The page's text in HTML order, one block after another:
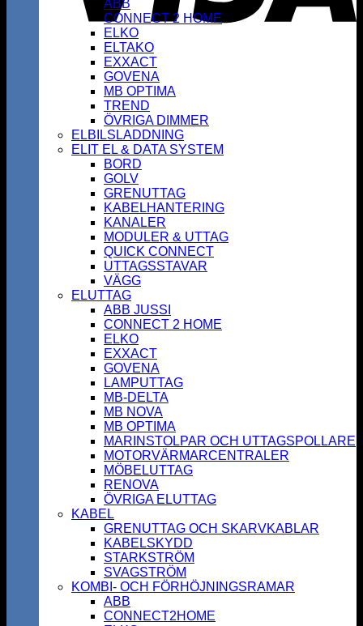
ABB
CONNECT 2 HOME
ELKO
ELTAKO
EXXACT
GOVENA
MB OPTIMA
TREND
ÖVRIGA DIMMER
ELBILSLADDNING
ELIT EL & DATA SYSTEM
BORD
GOLV
GRENUTTAG
KABELHANTERING
KANALER
MODULER & UTTAG
QUICK CONNECT
UTTAGSSTAVAR
VÄGG
ELUTTAG
ABB JUSSI
CONNECT 2 HOME
ELKO
EXXACT
GOVENA
LAMPUTTAG
MB-DELTA
MB NOVA
MB OPTIMA
MARINSTOLPAR OCH UTTAGSPOLLARE
MOTORVÄRMARCENTRALER
MÖBELUTTAG
RENOVA
ÖVRIGA ELUTTAG
KABEL
GRENUTTAG OCH SKARVKABLAR
KABELSKYDD
STARKSTRÖM
SVAGSTRÖM
KOMBI- OCH FÖRHÖJNINGSRAMAR
ABB
CONNECT2HOME